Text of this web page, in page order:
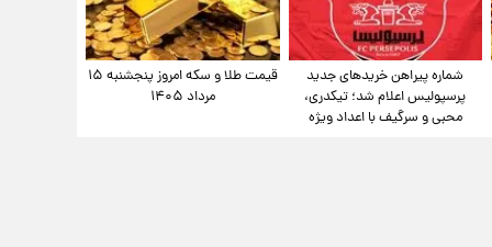
شماره پیراهن خریدهای جدید
پرسپولیس اعلام شد؛ تیکدری،
محبی و سرگیف با اعداد ویژه
قیمت طلا و سکه امروز پنجشنبه ۱۵
مرداد ۱۴۰۵